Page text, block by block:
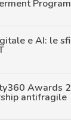
e AI: le
Awards
antifragile